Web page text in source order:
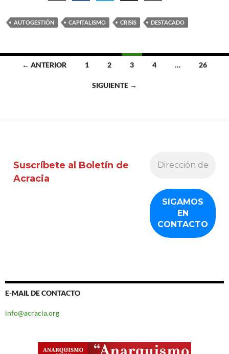
AUTOGESTIÓN CAPITALISMO CRISIS DESTACADO
entradas
← ANTERIOR 1 2 3 4 … 26
SIGUIENTE →
Suscríbete al Boletín de
Acracia
E-MAIL DE CONTACTO
info@acracia.org